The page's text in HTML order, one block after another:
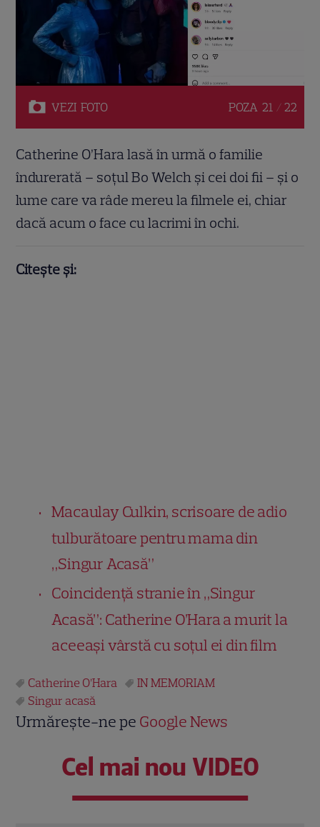
VEZI FOTO POZA 21 / 22
Catherine O’Hara lasă în urmă o familie
îndurerată – soțul Bo Welch și cei doi fii – și o
lume care va râde mereu la filmele ei, chiar
dacă acum o face cu lacrimi în ochi.
Citește și:
Macaulay Culkin, scrisoare de adio
tulburătoare pentru mama din
„Singur Acasă”
Coincidență stranie în „Singur
Acasă”: Catherine O’Hara a murit la
aceeași vârstă cu soțul ei din film
Catherine O’Hara
IN MEMORIAM
Singur acasă
Urmărește-ne pe Google News
Cel mai nou VIDEO